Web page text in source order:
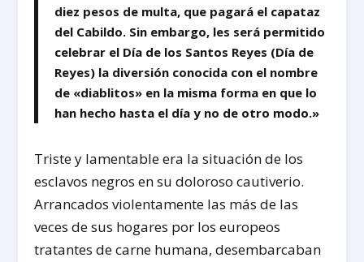
diez pesos de multa, que pagará el capataz
del Cabildo. Sin embargo, les será permitido
celebrar el Día de los Santos Reyes (Día de
Reyes) la diversión conocida con el nombre
de «diablitos» en la misma forma en que lo
han hecho hasta el día y no de otro modo.»
Triste y lamentable era la situación de los
esclavos negros en su doloroso cautiverio.
Arrancados violentamente las más de las
veces de sus hogares por los europeos
tratantes de carne humana, desembarcaban